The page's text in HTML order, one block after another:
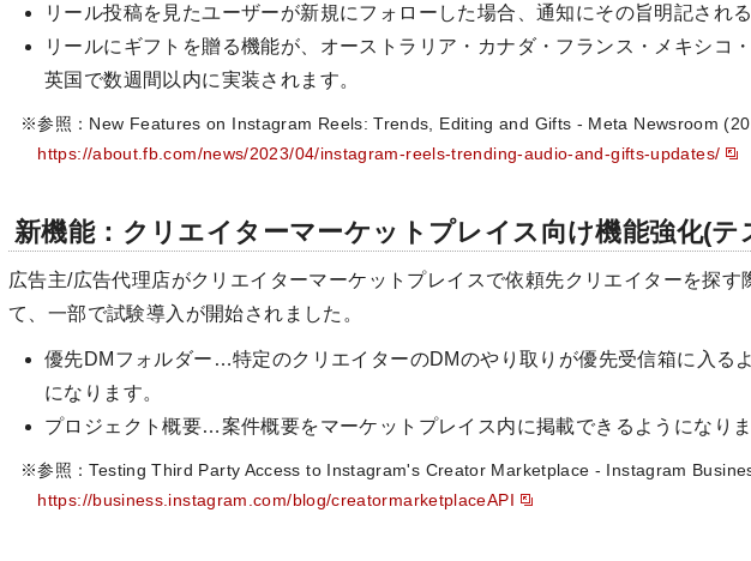
リール投稿を見たユーザーが新規にフォローした場合、通知にその旨明記され
リールにギフトを贈る機能が、オーストラリア・カナダ・フランス・メキシコ
英国で数週間以内に実装されます。
※参照：New Features on Instagram Reels: Trends, Editing and Gifts - Meta Newsroom
https://about.fb.com/news/2023/04/instagram-reels-trending-audio-and-gifts-updates/
新機能：クリエイターマーケットプレイス向け機能強化(テ
広告主/広告代理店がクリエイターマーケットプレイスで依頼先クリエイターを探す
て、一部で試験導入が開始されました。
優先DMフォルダー…特定のクリエイターのDMのやり取りが優先受信箱に入る
になります。
プロジェクト概要…案件概要をマーケットプレイス内に掲載できるようになり
※参照：Testing Third Party Access to Instagram's Creator Marketplace - Instagram
https://business.instagram.com/blog/creatormarketplaceAPI